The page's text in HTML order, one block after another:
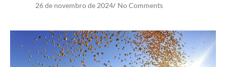
26 de novembro de 2024/ No Comments